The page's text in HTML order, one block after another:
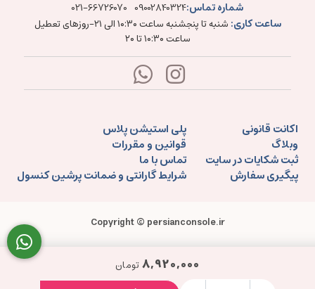
8,920,000تومان
شماره تماس:09002840324
021-66726070
ساعت کاری:
شنبه تا پنجشنبه ساعت ۱۰:۳۰ الی ۲۱-روزهای تعطیل
ساعت ۱۰:۳۰ تا ۲۰
اکانت قانونی
پلی استیشن پلاس
وبلاگ
قوانین و مقررات
ثبت شکایات در سایت
تماس با ما
پیگیری سفارش
شرایط گارانتی و ضمانت پرشین کنسول
Copyright © persianconsole.ir